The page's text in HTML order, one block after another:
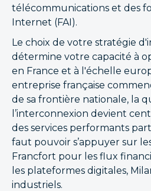
télécommunications et des
Internet (FAI).
Le choix de votre stratégie
détermine votre capacité à
en France et à l'échelle
entreprise française
de sa frontière nationale, la
l’interconnexion devient
des services performants
faut pouvoir s’appuyer sur
Francfort pour les flux
les plateformes digitales,
industriels.